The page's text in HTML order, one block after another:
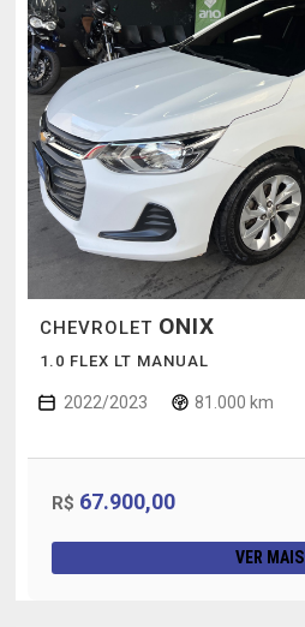
CHEVROLET ONIX
1.0 FLEX LT MANUAL
2022/2023 81.000 km
R$ 67.900,00
VER MAIS